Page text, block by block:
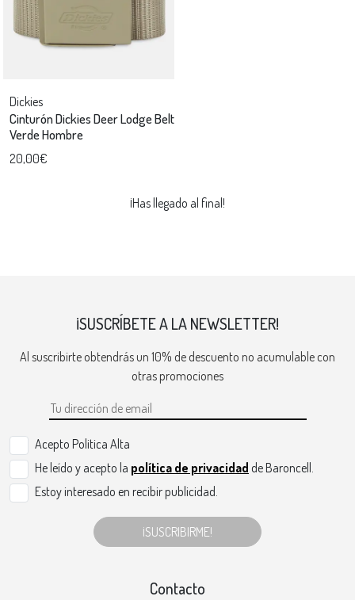
Dickies
Cinturón Dickies Deer Lodge Belt
Verde Hombre
20,00€
¡Has llegado al final!
¡SUSCRÍBETE A LA NEWSLETTER!
Al suscribirte obtendrás un 10% de descuento no acumulable con
otras promociones
Acepto Politica Alta
He leído y acepto la política de privacidad de Baroncell.
Estoy interesado en recibir publicidad.
¡SUSCRIBIRME!
Contacto